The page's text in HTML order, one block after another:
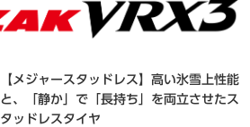
【メジャースタッドレス】高い氷雪上性能
と、「静か」で「長持ち」を両立させたス
タッドレスタイヤ